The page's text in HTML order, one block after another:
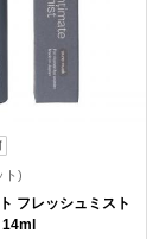
ト)
フレッシュミスト
14ml